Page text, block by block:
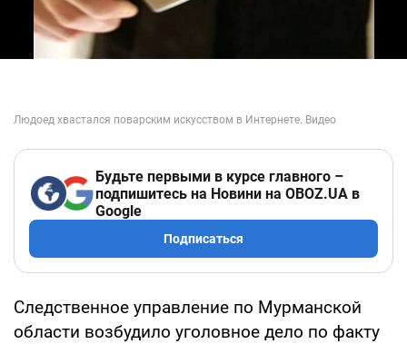
Будьте первыми в курсе главного –
подпишитесь на Новини на OBOZ.UA в
Google
Подписаться
Следственное управление по Мурманской
области возбудило уголовное дело по факту